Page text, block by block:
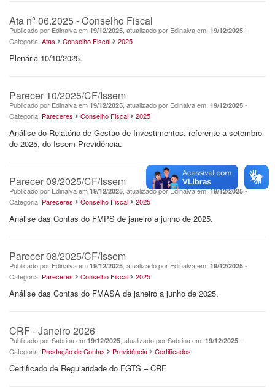
Ata nº 06.2025 - Conselho Fiscal
Publicado por Edinalva em 19/12/2025 , atualizado por Edinalva em: 19/12/2025 -
Categoria: Atas Conselho Fiscal 2025
Plenária 10/10/2025.
Parecer 10/2025/CF/Issem
Publicado por Edinalva em 19/12/2025 , atualizado por Edinalva em: 19/12/2025 -
Categoria: Pareceres Conselho Fiscal 2025
Análise do Relatório de Gestão de Investimentos, referente a setembro
de 2025, do Issem-Previdência.
Parecer 09/2025/CF/Issem
Publicado por Edinalva em 19/12/2025 , atualizado por Edinalva em:19/12/2025 -
Categoria: Pareceres Conselho Fiscal 2025
Análise das Contas do FMPS de janeiro a junho de 2025.
Parecer 08/2025/CF/Issem
Publicado por Edinalva em 19/12/2025 , atualizado por Edinalva em: 19/12/2025 -
Categoria: Pareceres Conselho Fiscal 2025
Análise das Contas do FMASA de janeiro a junho de 2025.
CRF - Janeiro 2026
Publicado por Sabrina em 19/12/2025 , atualizado por Sabrina em: 19/12/2025 -
Categoria: Prestação de Contas Previdência Certificados
Certificado de Regularidade do FGTS – CRF